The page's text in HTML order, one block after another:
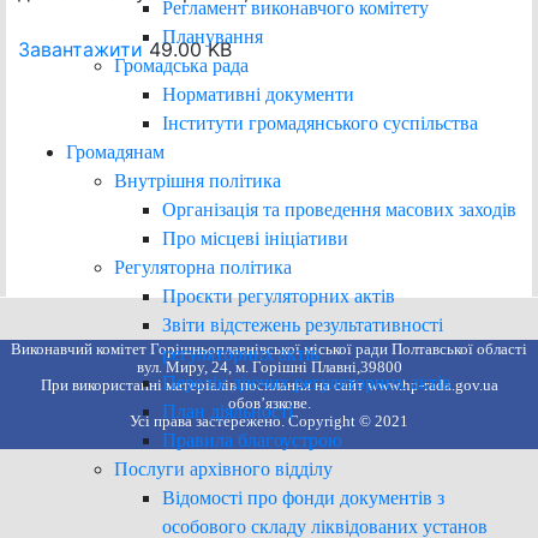
Регламент виконавчого комітету
Планування
Громадська рада
Нормативні документи
Інститути громадянського суспільства
Громадянам
Внутрішня політика
Організація та проведення масових заходів
Про місцеві ініціативи
Регуляторна політика
Проєкти регуляторних актів
Звіти відстежень результативності
регуляторних актів
Перелік діючих регуляторних актів
План діяльності
Правила благоустрою
Послуги архівного відділу
Відомості про фонди документів з
особового складу ліквідованих установ
Завантажити 49.00 KB
Виконавчий комітет Горішньоплавнівської міської ради Полтавської області
вул. Миру, 24, м. Горішні Плавні,39800
При використанні матеріалів посилання на сайт www.hp-rada.gov.ua
обов’язкове.
Усі права застережено. Copyright © 2021